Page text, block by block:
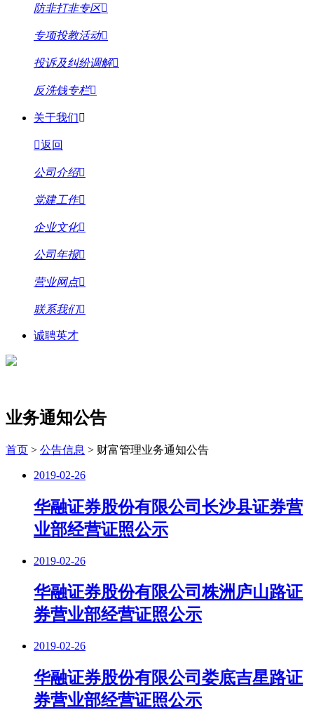
防非打非专区
专项投教活动
投诉及纠纷调解
反洗钱专栏
关于我们
返回
公司介绍
党建工作
企业文化
公司年报
营业网点
联系我们
诚聘英才
业务通知公告
首页 > 公告信息 > 财富管理业务通知公告
2019-02-26
华融证券股份有限公司长沙县证券营
业部经营证照公示
2019-02-26
华融证券股份有限公司株洲庐山路证
券营业部经营证照公示
2019-02-26
华融证券股份有限公司娄底吉星路证
券营业部经营证照公示